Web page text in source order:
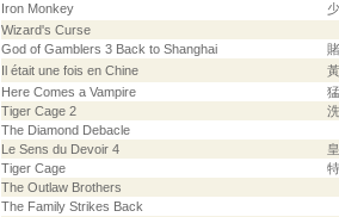
Iron Monkey
Wizard's Curse
God of Gamblers 3 Back to Shanghai
Il était une fois en Chine
Here Comes a Vampire
Tiger Cage 2
The Diamond Debacle
Le Sens du Devoir 4
Tiger Cage
The Outlaw Brothers
The Family Strikes Back